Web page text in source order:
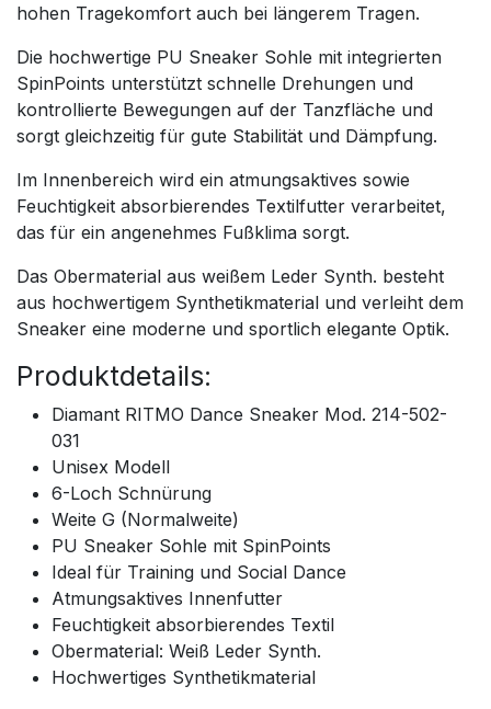
hohen Tragekomfort auch bei längerem Tragen.
Die hochwertige PU Sneaker Sohle mit integrierten
SpinPoints unterstützt schnelle Drehungen und
kontrollierte Bewegungen auf der Tanzfläche und
sorgt gleichzeitig für gute Stabilität und Dämpfung.
Im Innenbereich wird ein atmungsaktives sowie
Feuchtigkeit absorbierendes Textilfutter verarbeitet,
das für ein angenehmes Fußklima sorgt.
Das Obermaterial aus weißem Leder Synth. besteht
aus hochwertigem Synthetikmaterial und verleiht dem
Sneaker eine moderne und sportlich elegante Optik.
Produktdetails:
Diamant RITMO Dance Sneaker Mod. 214-502-
031
Unisex Modell
6-Loch Schnürung
Weite G (Normalweite)
PU Sneaker Sohle mit SpinPoints
Ideal für Training und Social Dance
Atmungsaktives Innenfutter
Feuchtigkeit absorbierendes Textil
Obermaterial: Weiß Leder Synth.
Hochwertiges Synthetikmaterial